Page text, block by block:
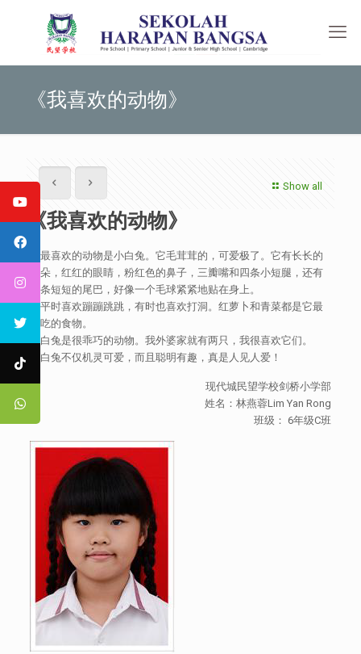
《我喜欢的动物》
Show all
《我喜欢的动物》
我最喜欢的动物是小白兔。它毛茸茸的，可爱极了。它有长长的
耳朵，红红的眼睛，粉红色的鼻子，三瓣嘴和四条小短腿，还有
一条短短的尾巴，好像一个毛球紧紧地贴在身上。
它平时喜欢蹦蹦跳跳，有时也喜欢打洞。红萝卜和青菜都是它最
爱吃的食物。
小白兔是很乖巧的动物。我外婆家就有两只，我很喜欢它们。
小白兔不仅机灵可爱，而且聪明有趣，真是人见人爱！
现代城民望学校剑桥小学部
姓名：林燕蓉Lim Yan Rong
班级： 6年级C班